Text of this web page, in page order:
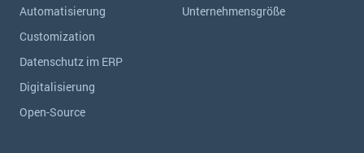
Automatisierung
Customization
Datenschutz im ERP
Digitalisierung
Open-Source
Unternehmensgröße